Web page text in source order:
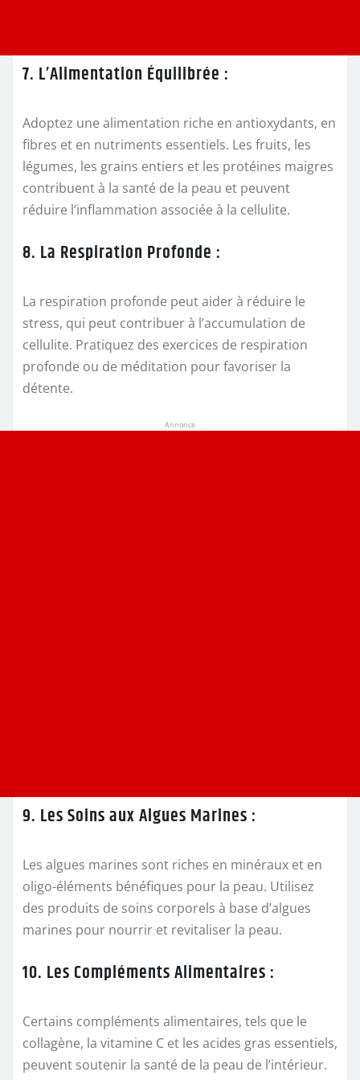
7. L’Alimentation Équilibrée :
Adoptez une alimentation riche en antioxydants, en
fibres et en nutriments essentiels. Les fruits, les
légumes, les grains entiers et les protéines maigres
contribuent à la santé de la peau et peuvent
réduire l’inflammation associée à la cellulite.
8. La Respiration Profonde :
La respiration profonde peut aider à réduire le
stress, qui peut contribuer à l’accumulation de
cellulite. Pratiquez des exercices de respiration
profonde ou de méditation pour favoriser la
détente.
Annonce
9. Les Soins aux Algues Marines :
Les algues marines sont riches en minéraux et en
oligo-éléments bénéfiques pour la peau. Utilisez
des produits de soins corporels à base d’algues
marines pour nourrir et revitaliser la peau.
10. Les Compléments Alimentaires :
Certains compléments alimentaires, tels que le
collagène, la vitamine C et les acides gras essentiels,
peuvent soutenir la santé de la peau de l’intérieur.